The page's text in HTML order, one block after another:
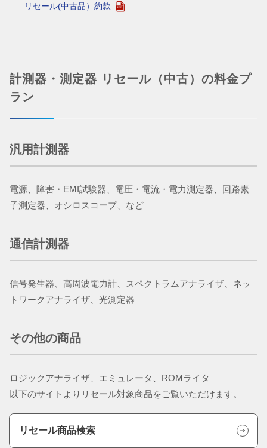
リセール(中古品）約款
計測器・測定器 リセール（中古）の料金プ
ラン
汎用計測器
電源、障害・EMI試験器、電圧・電流・電力測定器、回路素
子測定器、オシロスコープ、など
通信計測器
​​​​​​​信号発生器、高周波電力計、スペクトラムアナライザ、ネッ
トワークアナライザ、光測定器
その他の商品
ロジックアナライザ、エミュレータ、ROMライタ
以下のサイトよりリセール対象商品をご覧いただけます。
リセール商品検索